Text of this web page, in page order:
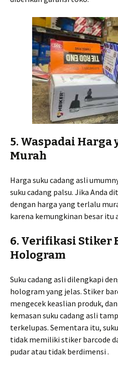
5. Waspadai Harga
Murah
Harga suku cadang asli
suku cadang palsu. Jika Anda
dengan harga yang terlalu
karena kemungkinan besar itu
6. Verifikasi Stiker
Hologram
Suku cadang asli dilengkapi
hologram yang jelas. Stiker
mengecek keaslian produk,
kemasan suku cadang asli
terkelupas. Sementara itu,
tidak memiliki stiker barcode
pudar atau tidak berdimensi .